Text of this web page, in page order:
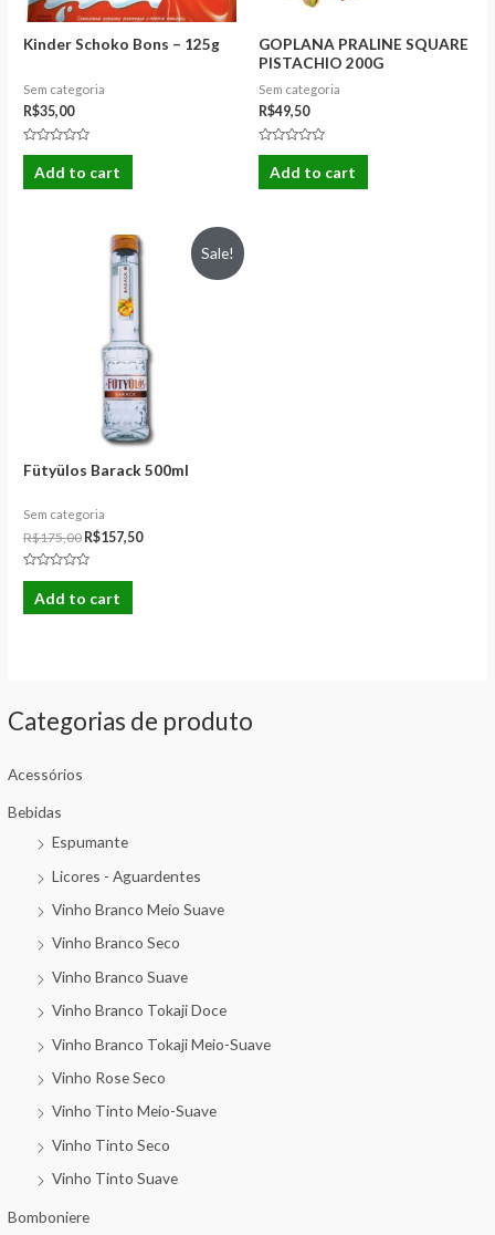
Categorias de produto
Acessórios
Bebidas
Espumante
Licores - Aguardentes
Vinho Branco Meio Suave
Vinho Branco Seco
Vinho Branco Suave
Vinho Branco Tokaji Doce
Vinho Branco Tokaji Meio-Suave
Vinho Rose Seco
Vinho Tinto Meio-Suave
Vinho Tinto Seco
Vinho Tinto Suave
Bomboniere
Kinder Schoko Bons – 125g
Sem categoria
R$35,00
Rated
out
of
Add to cart
GOPLANA PRALINE SQUARE
PISTACHIO 200G
Sem categoria
R$49,50
Rated
out
of
Add to cart
Sale!
Fütyülos Barack 500ml
Sem categoria
R$175,00 R$157,50
Rated
out
of
Add to cart